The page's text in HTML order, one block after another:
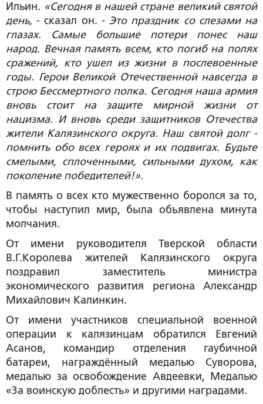
Ильин. «Сегодня в нашей стране великий святой
день, - сказал он. -Это праздник со слезами на
глазах. Самые большие потери понес наш
народ. Вечная память всем, кто погиб на полях
сражений, кто ушел из жизни в послевоенные
годы. Герои Великой Отечественной навсегда в
строю Бессмертного полка. Сегодня наша армия
вновь стоит на защите мирной жизни от
нацизма. И вновь среди защитников Отечества
жители Калязинского округа. Наш святой долг -
помнить обо всех героях и их подвигах. Будьте
смелыми, сплоченными, сильными духом, как
поколение победителей!».
В память о всех кто мужественно боролся за то,
чтобы наступил мир, была объявлена минута
молчания.
От имени руководителя Тверской области
В.Г.Королева жителей Калязинского округа
поздравил заместитель министра
экономического развития региона Александр
Михайлович Калинкин.
От имени участников специальной военной
операции к калязинцам обратился Евгений
Асанов, командир отделения гаубичной
батареи, награждённый медалью Суворова,
медалью за освобождение Авдеевки, Медалью
«За воинскую доблесть» и другими наградами.